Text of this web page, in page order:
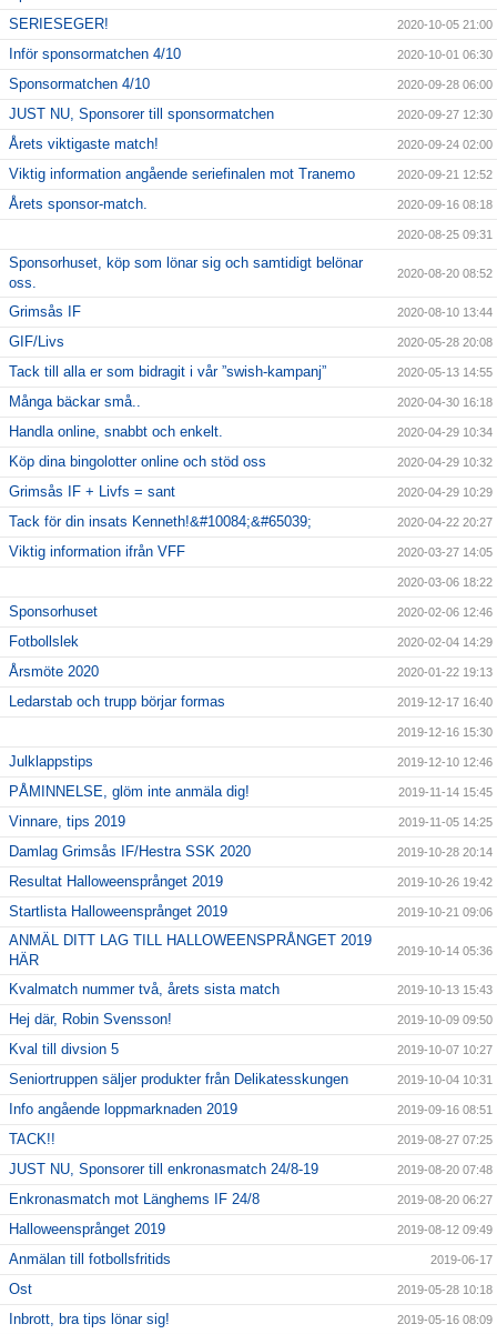
SERIESEGER! 2020-10-05 21:00
Inför sponsormatchen 4/10 2020-10-01 06:30
Sponsormatchen 4/10 2020-09-28 06:00
JUST NU, Sponsorer till sponsormatchen 2020-09-27 12:30
Årets viktigaste match! 2020-09-24 02:00
Viktig information angående seriefinalen mot Tranemo 2020-09-21 12:52
Årets sponsor-match. 2020-09-16 08:18
2020-08-25 09:31
Sponsorhuset, köp som lönar sig och samtidigt belönar
oss.
2020-08-20 08:52
Grimsås IF 2020-08-10 13:44
GIF/Livs 2020-05-28 20:08
Tack till alla er som bidragit i vår ”swish-kampanj” 2020-05-13 14:55
Många bäckar små.. 2020-04-30 16:18
Handla online, snabbt och enkelt. 2020-04-29 10:34
Köp dina bingolotter online och stöd oss 2020-04-29 10:32
Grimsås IF + Livfs = sant 2020-04-29 10:29
Tack för din insats Kenneth!&#10084;&#65039; 2020-04-22 20:27
Viktig information ifrån VFF 2020-03-27 14:05
2020-03-06 18:22
Sponsorhuset 2020-02-06 12:46
Fotbollslek 2020-02-04 14:29
Årsmöte 2020 2020-01-22 19:13
Ledarstab och trupp börjar formas 2019-12-17 16:40
2019-12-16 15:30
Julklappstips 2019-12-10 12:46
PÅMINNELSE, glöm inte anmäla dig! 2019-11-14 15:45
Vinnare, tips 2019 2019-11-05 14:25
Damlag Grimsås IF/Hestra SSK 2020 2019-10-28 20:14
Resultat Halloweensprånget 2019 2019-10-26 19:42
Startlista Halloweensprånget 2019 2019-10-21 09:06
ANMÄL DITT LAG TILL HALLOWEENSPRÅNGET 2019
HÄR
2019-10-14 05:36
Kvalmatch nummer två, årets sista match 2019-10-13 15:43
Hej där, Robin Svensson! 2019-10-09 09:50
Kval till divsion 5 2019-10-07 10:27
Seniortruppen säljer produkter från Delikatesskungen 2019-10-04 10:31
Info angående loppmarknaden 2019 2019-09-16 08:51
TACK!! 2019-08-27 07:25
JUST NU, Sponsorer till enkronasmatch 24/8-19 2019-08-20 07:48
Enkronasmatch mot Länghems IF 24/8 2019-08-20 06:27
Halloweensprånget 2019 2019-08-12 09:49
Anmälan till fotbollsfritids 2019-06-17
Ost 2019-05-28 10:18
Inbrott, bra tips lönar sig! 2019-05-16 08:09